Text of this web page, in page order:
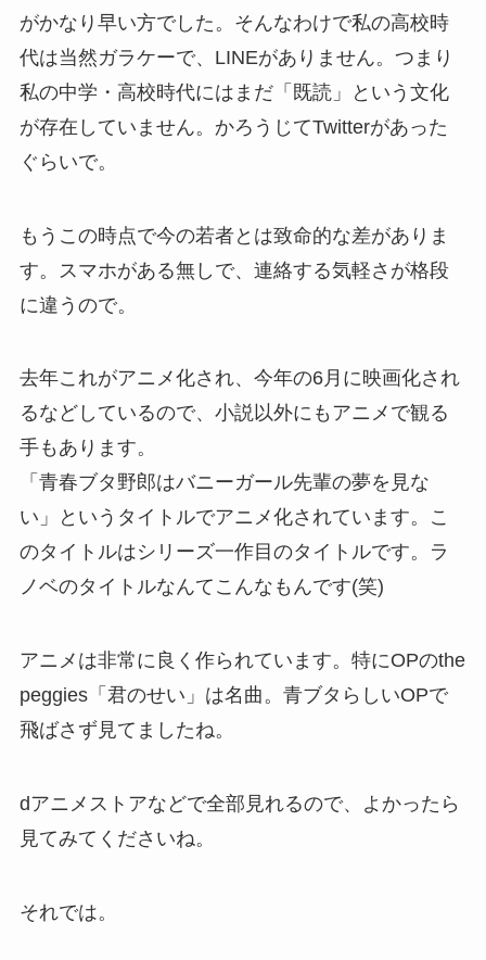
がかなり早い方でした。そんなわけで私の高校時
代は当然ガラケーで、LINEがありません。つまり
私の中学・高校時代にはまだ「既読」という文化
が存在していません。かろうじてTwitterがあった
ぐらいで。
もうこの時点で今の若者とは致命的な差がありま
す。スマホがある無しで、連絡する気軽さが格段
に違うので。
去年これがアニメ化され、今年の6月に映画化され
るなどしているので、小説以外にもアニメで観る
手もあります。
「青春ブタ野郎はバニーガール先輩の夢を見な
い」というタイトルでアニメ化されています。こ
のタイトルはシリーズ一作目のタイトルです。ラ
ノベのタイトルなんてこんなもんです(笑)
アニメは非常に良く作られています。特にOPのthe
peggies「君のせい」は名曲。青ブタらしいOPで
飛ばさず見てましたね。
dアニメストアなどで全部見れるので、よかったら
見てみてくださいね。
それでは。